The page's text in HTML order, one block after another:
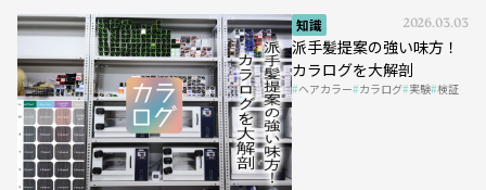
知識 2026.03.03
派手髪提案の強い味方！
カラログを大解剖
ヘアカラー カラログ 実験 検証